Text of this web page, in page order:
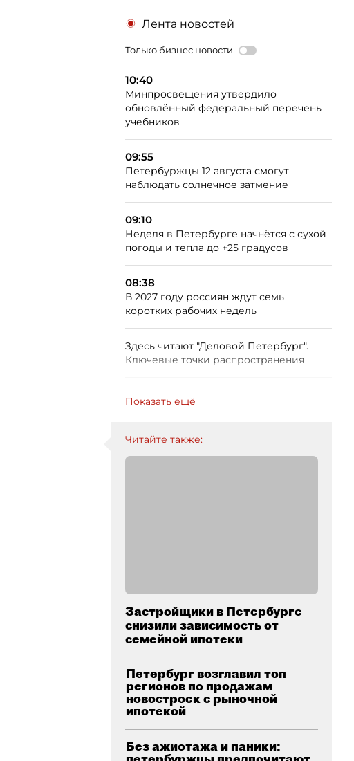
Лента новостей
Только бизнес новости
10:40
Минпросвещения утвердило
обновлённый федеральный перечень
учебников
09:55
Петербуржцы 12 августа смогут
наблюдать солнечное затмение
09:10
Неделя в Петербурге начнётся с сухой
погоды и тепла до +25 градусов
08:38
В 2027 году россиян ждут семь
коротких рабочих недель
Здесь читают "Деловой Петербург".
Ключевые точки распространения
Показать ещё
Читайте также:
Застройщики в Петербурге
снизили зависимость от
семейной ипотеки
Петербург возглавил топ
регионов по продажам
новостроек с рыночной
ипотекой
Без ажиотажа и паники: